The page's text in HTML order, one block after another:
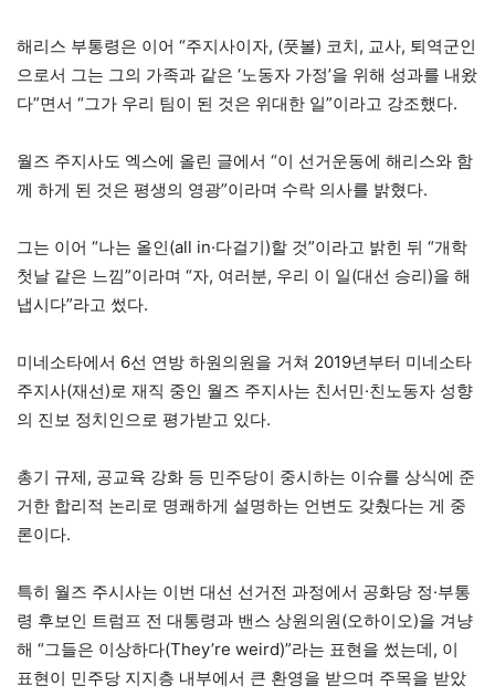
해리스 부통령은 이어 “주지사이자, (풋볼) 코치, 교사, 퇴역군인
으로서 그는 그의 가족과 같은 ‘노동자 가정’을 위해 성과를 내왔
다”면서 “그가 우리 팀이 된 것은 위대한 일”이라고 강조했다.
월즈 주지사도 엑스에 올린 글에서 “이 선거운동에 해리스와 함
께 하게 된 것은 평생의 영광”이라며 수락 의사를 밝혔다.
그는 이어 “나는 올인(all in·다걸기)할 것”이라고 밝힌 뒤 “개학
첫날 같은 느낌”이라며 “자, 여러분, 우리 이 일(대선 승리)을 해
냅시다”라고 썼다.
미네소타에서 6선 연방 하원의원을 거쳐 2019년부터 미네소타
주지사(재선)로 재직 중인 월즈 주지사는 친서민·친노동자 성향
의 진보 정치인으로 평가받고 있다.
총기 규제, 공교육 강화 등 민주당이 중시하는 이슈를 상식에 준
거한 합리적 논리로 명쾌하게 설명하는 언변도 갖췄다는 게 중
론이다.
특히 월즈 주시사는 이번 대선 선거전 과정에서 공화당 정·부통
령 후보인 트럼프 전 대통령과 밴스 상원의원(오하이오)을 겨냥
해 “그들은 이상하다(They’re weird)”라는 표현을 썼는데, 이
표현이 민주당 지지층 내부에서 큰 환영을 받으며 주목을 받았